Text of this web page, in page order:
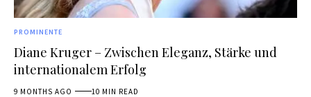
PROMINENTE
Diane Kruger – Zwischen Eleganz, Stärke und
internationalem Erfolg
9 MONTHS AGO 10 MIN READ